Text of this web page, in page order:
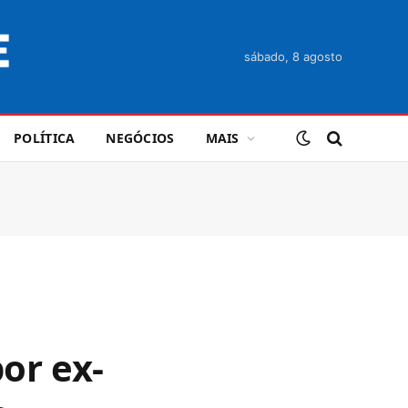
sábado, 8 agosto
POLÍTICA NEGÓCIOS MAIS
ex-